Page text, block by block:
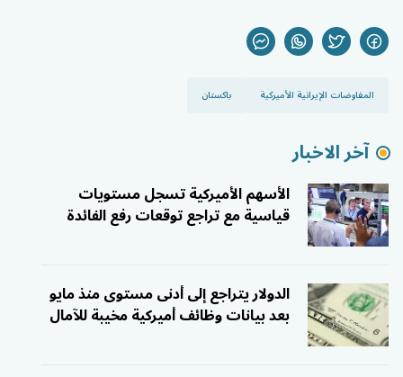
المفاوضات الإيرانية الأميركية باكستان
آخر الاخبار
الأسهم الأميركية تسجل مستويات
قياسية مع تراجع توقعات رفع الفائدة
الدولار يتراجع إلى أدنى مستوى منذ مايو
بعد بيانات وظائف أميركية مخيبة للآمال